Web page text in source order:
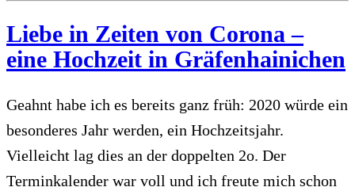
Liebe in Zeiten von Corona –
eine Hochzeit in Gräfenhainichen
Geahnt habe ich es bereits ganz früh: 2020 würde ein
besonderes Jahr werden, ein Hochzeitsjahr.
Vielleicht lag dies an der doppelten 2o. Der
Terminkalender war voll und ich freute mich schon